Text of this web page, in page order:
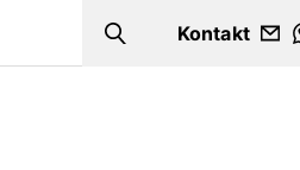
Search
Kontakt